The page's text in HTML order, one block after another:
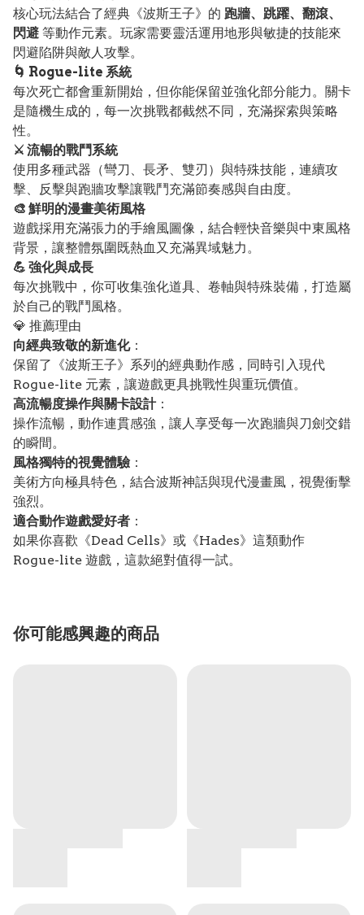
核心玩法結合了經典《波斯王子》的 跑牆、跳躍、翻滾、
閃避 等動作元素。玩家需要靈活運用地形與敏捷的技能來
閃避陷阱與敵人攻擊。
🌀 Rogue-lite 系統
每次死亡都會重新開始，但你能保留並強化部分能力。關卡
是隨機生成的，每一次挑戰都截然不同，充滿探索與策略
性。
⚔️ 流暢的戰鬥系統
使用多種武器（彎刀、長矛、雙刃）與特殊技能，連續攻
擊、反擊與跑牆攻擊讓戰鬥充滿節奏感與自由度。
🎨 鮮明的漫畫美術風格
遊戲採用充滿張力的手繪風圖像，結合輕快音樂與中東風格
背景，讓整體氛圍既熱血又充滿異域魅力。
💪 強化與成長
每次挑戰中，你可收集強化道具、卷軸與特殊裝備，打造屬
於自己的戰鬥風格。
💎 推薦理由
向經典致敬的新進化：
保留了《波斯王子》系列的經典動作感，同時引入現代
Rogue-lite 元素，讓遊戲更具挑戰性與重玩價值。
高流暢度操作與關卡設計：
操作流暢，動作連貫感強，讓人享受每一次跑牆與刀劍交錯
的瞬間。
風格獨特的視覺體驗 ：
美術方向極具特色，結合波斯神話與現代漫畫風，視覺衝擊
強烈。
適合動作遊戲愛好者 ：
如果你喜歡《Dead Cells》或《Hades》這類動作
Rogue-lite 遊戲，這款絕對值得一試。
你可能感興趣的商品